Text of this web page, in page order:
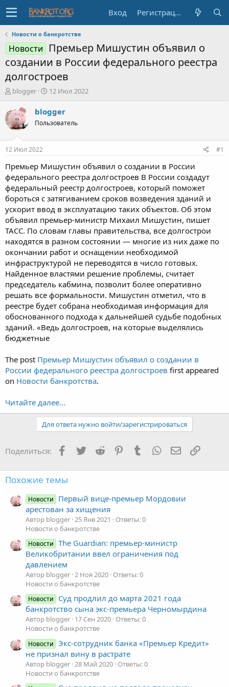
Вход Регистрация
Новости о банкротстве
Новости
Премьер Мишустин объявил о
создании в России федерального реестра
долгостроев
А
т
о
р
е
м
ы
blogger
Д
т
а
н
л
12 Июл 2022
blogger
Пользователь
12 Июл 2022 #1
Премьер Мишустин объявил о создании в России
федерального реестра долгостроев В России создадут
федеральный реестр долгостроев, который поможет
бороться с затягиванием сроков возведения зданий и
ускорит ввод в эксплуатацию таких объектов. Об этом
объявил премьер-министр Михаил Мишустин, пишет
ТАСС. По словам главы правительства, все долгострои
находятся в разном состоянии — многие из них даже по
окончании работ и оснащении необходимой
инфраструктурой не переводятся в число готовых.
Найденное властями решение проблемы, считает
председатель кабмина, позволит более оперативно
решать все формальности. Мишустин отметил, что в
реестре будет собрана необходимая информация для
обоснованного подхода к дальнейшей судьбе подобных
зданий. «Ведь долгостроев, на которые выделялись
бюджетные
The post Премьер Мишустин объявил о создании в
России федерального реестра долгостроев first appeared
on Новости банкротства.
Читайте далее...
Для ответа нужно войти/зарегистрироваться
Поделиться: Facebook
TwitterReddit PinterestTumblr WhatsApp Ссылка
Похожие темы
Новости
Первый вице-премьер Мордовии
арестован за хищения
Автор blogger 25 Янв 2021
Ответы: 0
Новости о банкротстве
Новости
The Guardian: премьер-министр
Великобритании ввел ограничения под
давлением
Автор blogger 2 Ноя 2020 Ответы: 0
Новости о банкротстве
Новости
Суд продлил до марта 2021 года
банкротство сына экс-премьера Черномырдина
Автор blogger 17 Сен 2020 Ответы: 0
Новости о банкротстве
Новости
Экс-сотрудник банка «Премьер Кредит»
не признал вину в растрате
Автор blogger 28 Май 2020 Ответы: 0
Новости о банкротстве